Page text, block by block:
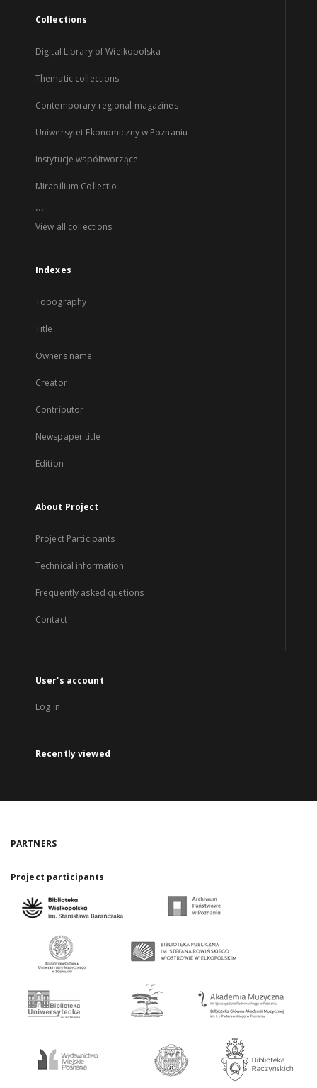
Collections
Digital Library of Wielkopolska
Thematic collections
Contemporary regional magazines
Uniwersytet Ekonomiczny w Poznaniu
Instytucje współtworzące
Mirabilium Collectio
...
View all collections
Indexes
Topography
Title
Owners name
Creator
Contributor
Newspaper title
Edition
About Project
Project Participants
Technical information
Frequently asked quetions
Contact
User's account
Log in
Recently viewed
PARTNERS
Project participants